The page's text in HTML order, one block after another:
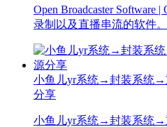
Open Broadcaster
录制以及直播串流的软件。
小鱼儿yr系统→封装系统
分享
小鱼儿yr系统→封装系统